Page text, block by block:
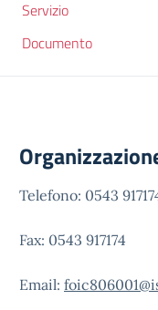
Servizio
Documento
Telefono: 0543
Fax: 0543 917174
Email: